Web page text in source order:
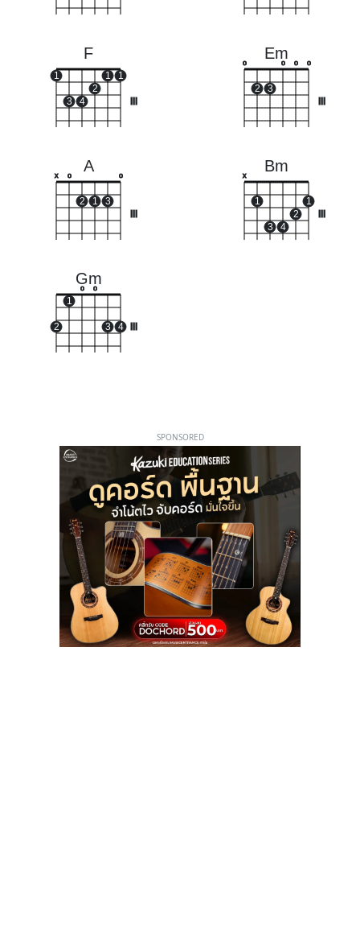
F
1
3 4
2
1 1
Em
o
2 3
o o o
A
x o
2 1 3
o
Bm
x
1
3 4
2
1
Gm
2
1
o o
3 4
SPONSORED